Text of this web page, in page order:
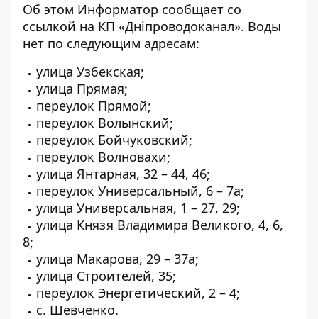
Об этом Информатор сообщает со
ссылкой на КП «Дніпроводоканал». Воды
нет по следующим адресам:
улица Узбекская;
улица Прямая;
переулок Прямой;
переулок Волынский;
переулок Бойчуковский;
переулок Волновахи;
улица Янтарная, 32 – 44, 46;
переулок Универсальный, 6 – 7а;
улица Универсальная, 1 – 27, 29;
улица Князя Владимира Великого, 4, 6,
8;
улица Макарова, 29 – 37а;
улица Строителей, 35;
переулок Энергетический, 2 – 4;
с. Шевченко.